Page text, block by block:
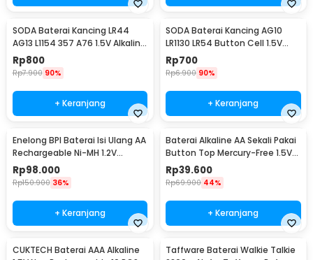
SODA Baterai Kancing LR44
AG13 L1154 357 A76 1.5V Alkaline
1 PCS
Rp800
Rp7.900 90%
+ Keranjang
SODA Baterai Kancing AG10
LR1130 LR54 Button Cell 1.5V
Alkaline 1 PCS
Rp700
Rp6.900 90%
+ Keranjang
Enelong BPI Baterai Isi Ulang AA
Rechargeable Ni-MH 1.2V
2700mAh 4 PCS
Rp98.000
Rp150.900 36%
+ Keranjang
Baterai Alkaline AA Sekali Pakai
Button Top Mercury-Free 1.5V
10 PCS - Zi5
Rp39.600
Rp69.900 44%
+ Keranjang
CUKTECH Baterai AAA Alkaline
Taffware Baterai Walkie Talkie